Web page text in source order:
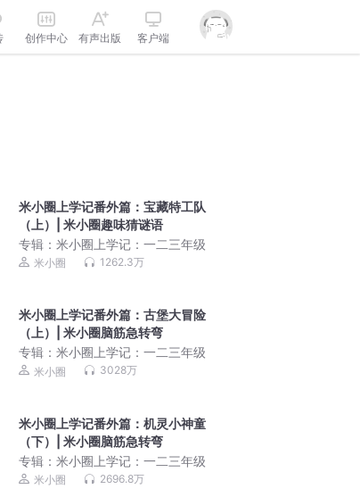
创作中心 有声出版 客户端
米小圈上学记番外篇：宝藏特工队
（上）| 米小圈趣味猜谜语
专辑：米小圈上学记：一二三年级
米小圈 1262.3万
米小圈上学记番外篇：古堡大冒险
（上）| 米小圈脑筋急转弯
专辑：米小圈上学记：一二三年级
米小圈 3028万
米小圈上学记番外篇：机灵小神童
（下）| 米小圈脑筋急转弯
专辑：米小圈上学记：一二三年级
米小圈 2696.8万